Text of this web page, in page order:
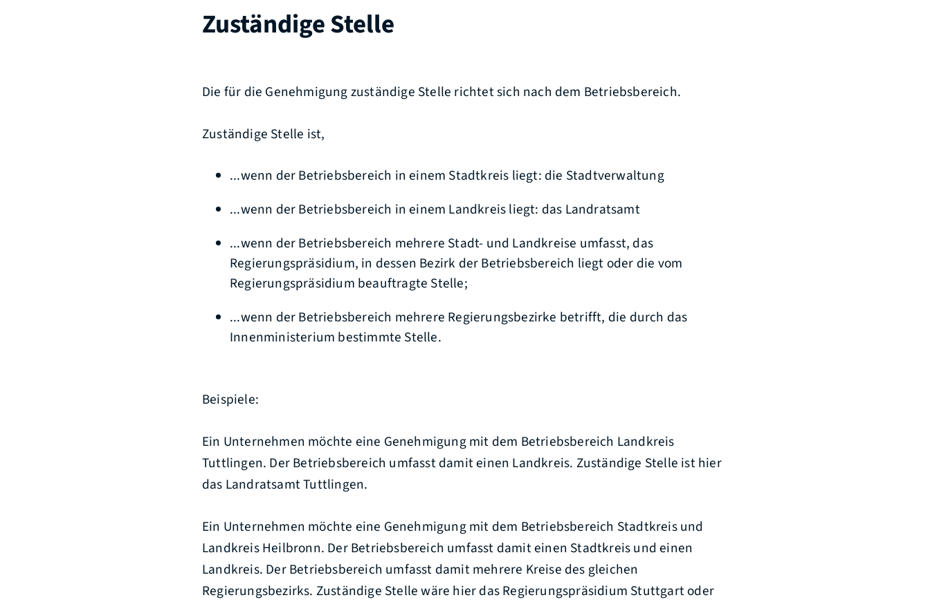
Zuständige Stelle
Die für die Genehmigung zuständige Stelle richtet sich nach dem Betriebsbereich.
Zuständige Stelle ist,
...wenn der Betriebsbereich in einem Stadtkreis liegt: die Stadtverwaltung
...wenn der Betriebsbereich in einem Landkreis liegt: das Landratsamt
...wenn der Betriebsbereich mehrere Stadt- und Landkreise umfasst, das
Regierungspräsidium, in dessen Bezirk der Betriebsbereich liegt oder die vom
Regierungspräsidium beauftragte Stelle;
...wenn der Betriebsbereich mehrere Regierungsbezirke betrifft, die durch das
Innenministerium bestimmte Stelle.
Beispiele:
Ein Unternehmen möchte eine Genehmigung mit dem Betriebsbereich Landkreis
Tuttlingen. Der Betriebsbereich umfasst damit einen Landkreis. Zuständige Stelle ist hier
das Landratsamt Tuttlingen.
Ein Unternehmen möchte eine Genehmigung mit dem Betriebsbereich Stadtkreis und
Landkreis Heilbronn. Der Betriebsbereich umfasst damit einen Stadtkreis und einen
Landkreis. Der Betriebsbereich umfasst damit mehrere Kreise des gleichen
Regierungsbezirks. Zuständige Stelle wäre hier das Regierungspräsidium Stuttgart oder